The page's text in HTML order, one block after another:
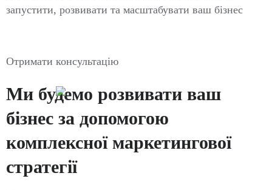
запустити, розвивати та масштабувати ваш бізнес
Отримати консультацію
Ми будемо розвивати ваш
бізнес за допомогою
комплексної маркетингової
стратегії